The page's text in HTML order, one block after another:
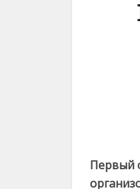
Первый